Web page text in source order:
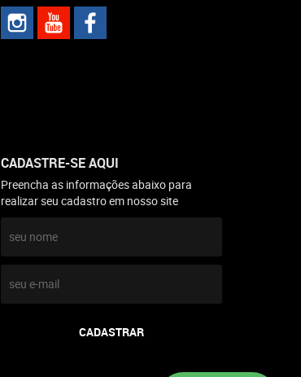
CADASTRE-SE AQUI
Preencha as informações abaixo para
realizar seu cadastro em nosso site
CADASTRAR